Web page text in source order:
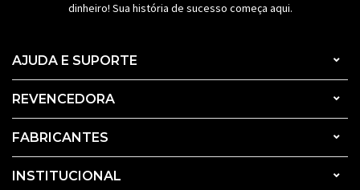
dinheiro! Sua história de sucesso começa aqui.
AJUDA E SUPORTE
REVENCEDORA
FABRICANTES
INSTITUCIONAL